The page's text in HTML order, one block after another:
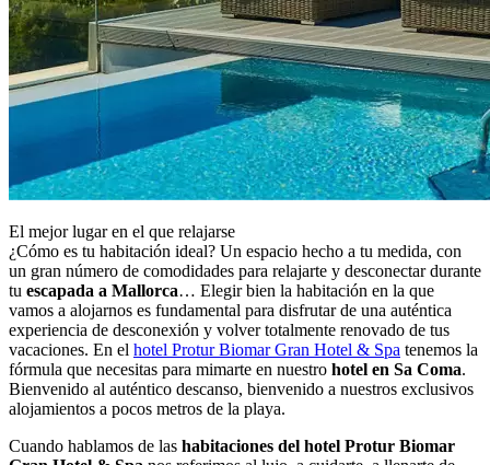
El mejor lugar en el que relajarse
¿Cómo es tu habitación ideal? Un espacio hecho a tu medida, con
un gran número de comodidades para relajarte y desconectar durante
tu escapada a Mallorca… Elegir bien la habitación en la que
vamos a alojarnos es fundamental para disfrutar de una auténtica
experiencia de desconexión y volver totalmente renovado de tus
vacaciones. En el hotel Protur Biomar Gran Hotel & Spa tenemos la
fórmula que necesitas para mimarte en nuestro hotel en Sa Coma.
Bienvenido al auténtico descanso, bienvenido a nuestros exclusivos
alojamientos a pocos metros de la playa.
Cuando hablamos de las habitaciones del hotel Protur Biomar